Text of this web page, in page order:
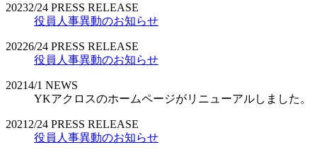
20232/24 PRESS RELEASE
役員人事異動のお知らせ
20226/24 PRESS RELEASE
役員人事異動のお知らせ
20214/1 NEWS
YKアクロスのホームページがリニューアルしました。
2021 2/24 PRESS RELEASE
役員人事異動のお知らせ